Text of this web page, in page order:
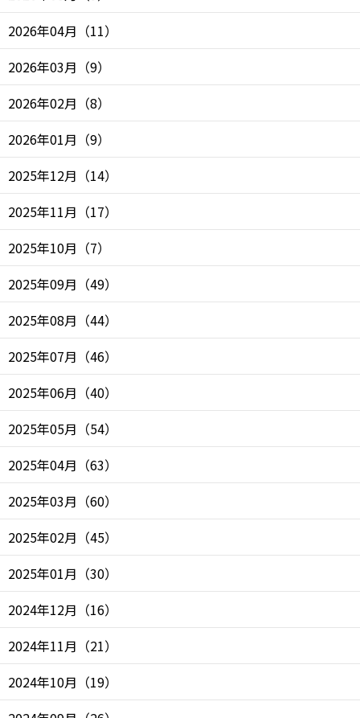
2026年04月 （11）
2026年03月 （9）
2026年02月 （8）
2026年01月 （9）
2025年12月 （14）
2025年11月 （17）
2025年10月 （7）
2025年09月 （49）
2025年08月 （44）
2025年07月 （46）
2025年06月 （40）
2025年05月 （54）
2025年04月 （63）
2025年03月 （60）
2025年02月 （45）
2025年01月 （30）
2024年12月 （16）
2024年11月 （21）
2024年10月 （19）